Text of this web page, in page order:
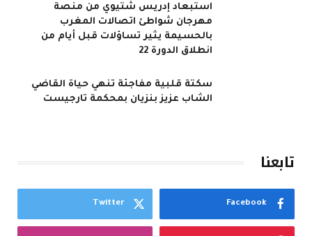
استبعاد إدريس شتيوي من منصة
مهرجان شواطئ اتصالات المغرب
بالحسيمة يثير تساؤلات قبل أيام من
انطلاق الدورة 22
سكتة قلبية مفاجئة تنهي حياة القاضي
الشاب عزيز بنزيان بمحكمة تارجيست
تابعنا
Facebook
Twitter